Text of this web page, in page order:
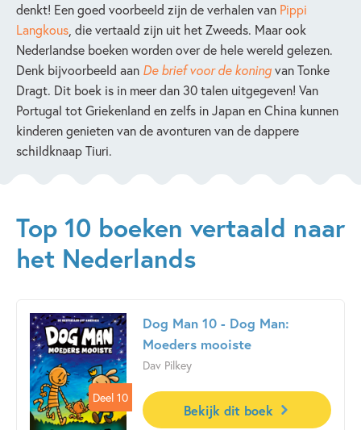
denkt! Een goed voorbeeld zijn de verhalen van Pippi
Langkous , die vertaald zijn uit het Zweeds. Maar ook
Nederlandse boeken worden over de hele wereld gelezen.
Denk bijvoorbeeld aan De brief voor de koningvan Tonke
Dragt. Dit boek is in meer dan 30 talen uitgegeven! Van
Portugal tot Griekenland en zelfs in Japan en China kunnen
kinderen genieten van de avonturen van de dappere
schildknaap Tiuri.
Top 10 boeken vertaald naar
het Nederlands
Deel 10
Deel 10
Dog Man 10 - Dog Man:
Moeders mooiste
Dav Pilkey
Bekijk dit boek